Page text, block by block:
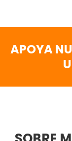
APOYA